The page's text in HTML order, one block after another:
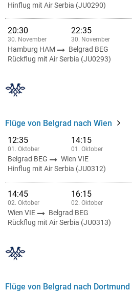
Hinflug mit Air Serbia (JU0290)
20:30
30. November
22:35
30. November
Hamburg HAM
Belgrad BEG
Rückflug mit Air Serbia (JU0293)
Flüge von Belgrad nach Wien
12:35
01. Oktober
14:15
01. Oktober
Belgrad BEG
Wien VIE
Hinflug mit Air Serbia (JU0312)
14:45
02. Oktober
16:15
02. Oktober
Wien VIE
Belgrad BEG
Rückflug mit Air Serbia (JU0313)
Flüge von Belgrad nach Dortmund